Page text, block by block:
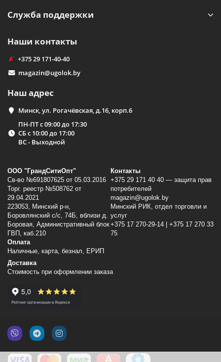
Служба поддержки
Наши контакты
+375 29 171-40-40
magazin@ugolok.by
Наш адрес
Минск, ул. Рогачёвская, д.16, корп.6
ПН-ПТ с 09:00 до 17:30
СБ с 10:00 до 17:00
ВС - Выходной
ООО "ГрандСитиОпт"
Св-во №691807625 от 05.03.2016
Торг. реестр №508762 от
29.04.2021
223053, Минский p-н,
Боровлянский с/с, 74Б, вблизи д.
Боровая, Административный блок
ГВП, каб.210
Контакты
+375 29 171 40 40 — защита прав
потребителей
magazin@ugolok.by
Минский РИК, отдел торговли и
услуг
+375 17 270-29-14 | +375 17 270 33
75
Оплата
Наличные, карта, безнал, ЕРИП
Доставка
Стоимость при оформлении заказа